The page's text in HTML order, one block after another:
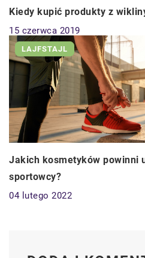
Kiedy kupić produkty z
15 czerwca 2019
LAJFSTAJL
Jakich kosmetyków powinni
sportowcy?
04 lutego 2022